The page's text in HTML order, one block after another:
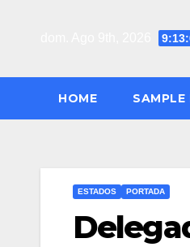
HOME SAMPLE
ESTADOS PORTADA